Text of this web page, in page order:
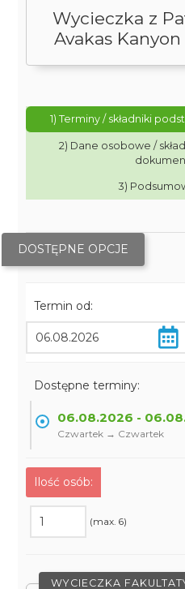
Wycieczka z
Avakas
1) Terminy / składniki
2) Dane osobowe /
3)
DOSTĘPNE OPCJE
Termin od:
Dostępne terminy:
06.08.2026 -
Czwartek → Czwartek
Ilość osób:
(max. 6)
WYCIECZKA